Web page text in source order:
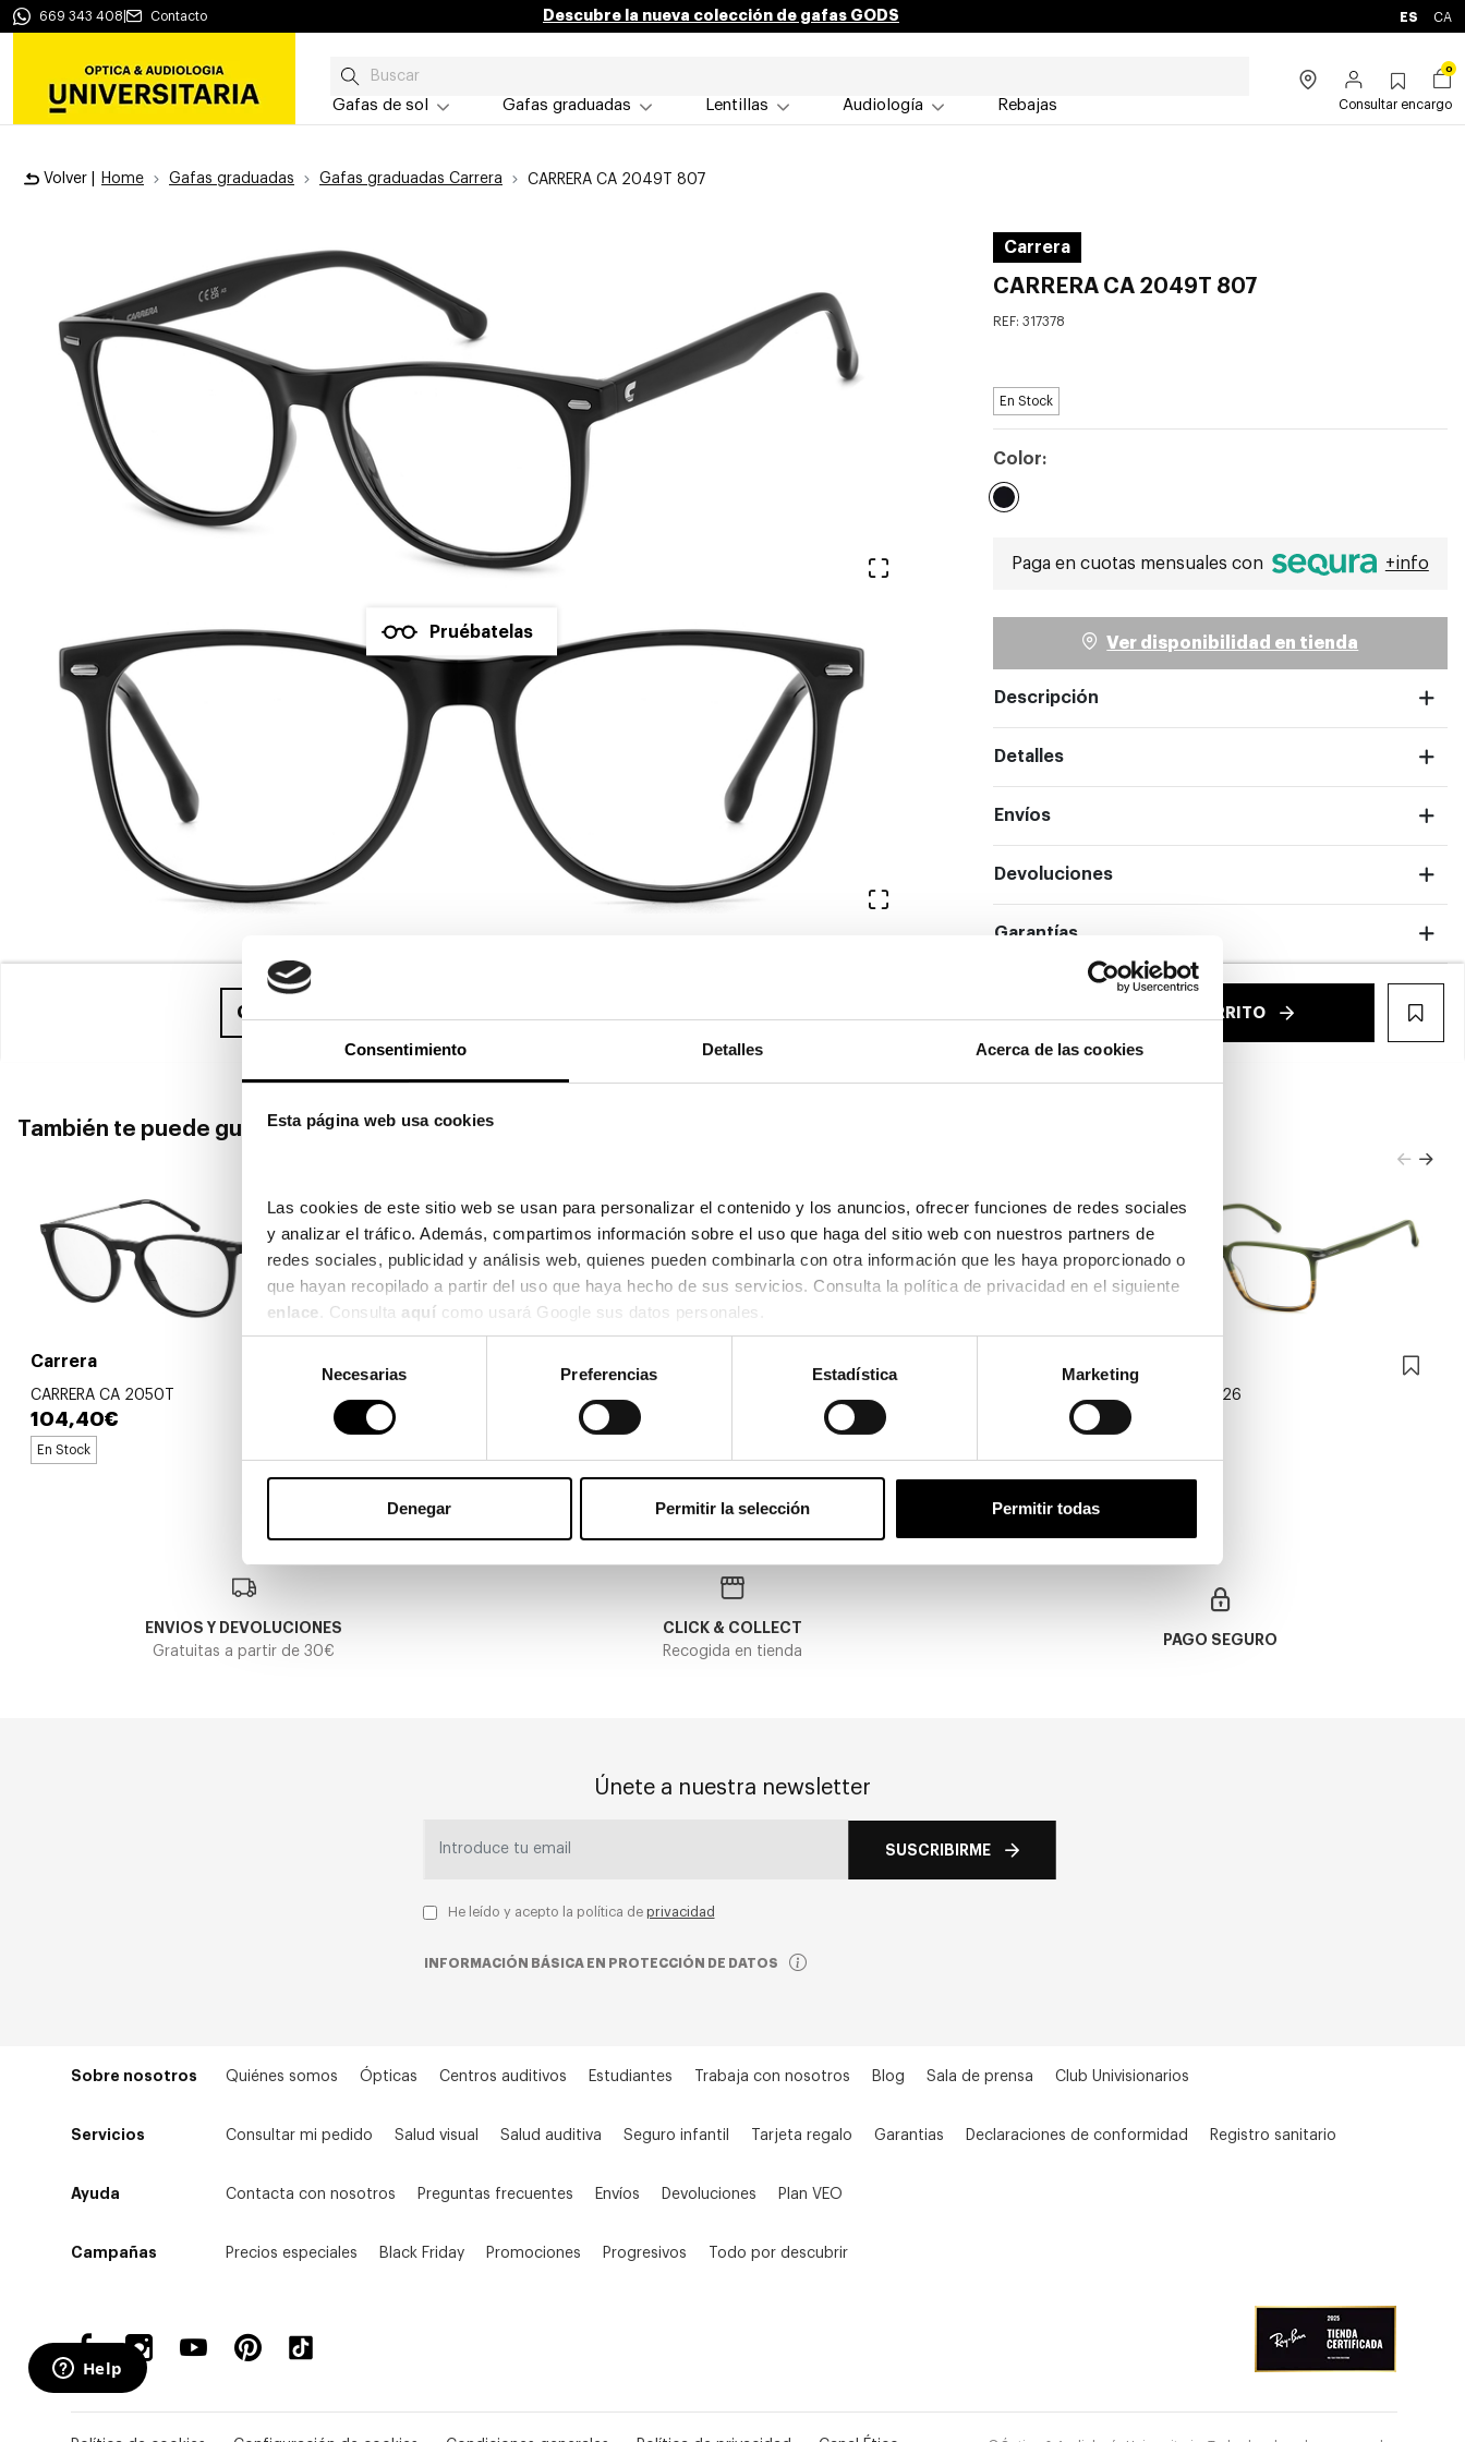
Consentimiento Detalles Acerca de las cookies
Esta página web usa cookies
Las cookies de este sitio web se usan para personalizar el contenido y los anuncios, ofrecer funciones de redes sociales
y analizar el tráfico. Además, compartimos información sobre el uso que haga del sitio web con nuestros partners de
redes sociales, publicidad y análisis web, quienes pueden combinarla con otra información que les haya proporcionado o
enlace . Consulta aquí como usará Google sus datos personales.
consentimiento
Necesarias Preferencias Estadística Marketing
Denegar Permitir la selección Permitir todas
669 343 408 Contacto Descubre la nueva colección de gafas GODS ES CA
Gafas de sol Gafas graduadas Lentillas Audiología Rebajas
0
Consultar encargo
Volver | Home Gafas graduadas Gafas graduadas Carrera CARRERA CA 2049T 807
Pruébatelas
Ver en pantalla completa
Ver en pantalla completa
Carrera
CARRERA CA 2049T 807
REF: 317378
En Stock
Color:
Paga en cuotas mensuales con +info
Ver disponibilidad en tienda
Descripción
Detalles
Envíos
Devoluciones
Garantías
Compra ahora 91,25€ AÑADIR AL CARRITO
También te puede gustar
Carrera
CARRERA CA 2050T
104,40€
En Stock
79,00€ 90,40€
CARRERA CA 326
91,25€
ENVIOS Y DEVOLUCIONES
Gratuitas a partir de 30€
CLICK & COLLECT
Recogida en tienda
PAGO SEGURO
Únete a nuestra newsletter
SUSCRIBIRME
He leído y acepto la política de privacidad
INFORMACIÓN BÁSICA EN PROTECCIÓN DE DATOS
Sobre nosotros Quiénes somos Ópticas Centros auditivos Estudiantes Trabaja con nosotros Blog Sala de prensa Club Univisionarios
Servicios Consultar mi pedido Salud visual Salud auditiva Seguro infantil Tarjeta regalo Garantias Declaraciones de conformidad Registro sanitario
Ayuda Contacta con nosotros Preguntas frecuentes Envíos Devoluciones Plan VEO
Campañas Precios especiales Black Friday Promociones Progresivos Todo por descubrir